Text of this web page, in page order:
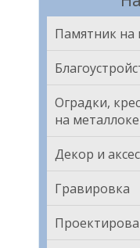
Памятник на
Оградки,
на
Декор и
Гравировка